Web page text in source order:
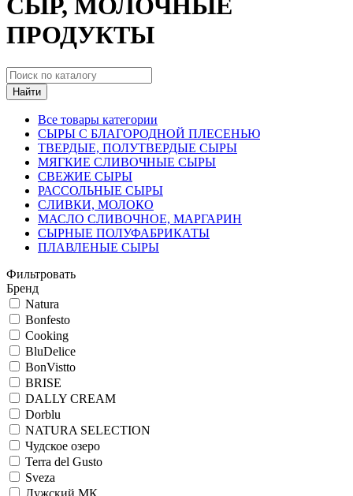
СЫР, МОЛОЧНЫЕ
ПРОДУКТЫ
Найти
Все товары категории
СЫРЫ С БЛАГОРОДНОЙ ПЛЕСЕНЬЮ
ТВЕРДЫЕ, ПОЛУТВЕРДЫЕ СЫРЫ
МЯГКИЕ СЛИВОЧНЫЕ СЫРЫ
СВЕЖИЕ СЫРЫ
РАССОЛЬНЫЕ СЫРЫ
СЛИВКИ, МОЛОКО
МАСЛО СЛИВОЧНОЕ, МАРГАРИН
СЫРНЫЕ ПОЛУФАБРИКАТЫ
ПЛАВЛЕНЫЕ СЫРЫ
Фильтровать
Бренд
Natura
Bonfesto
Cooking
BluDelice
BonVistto
BRISE
DALLY CREAM
Dorblu
NATURA SELECTION
Чудское озеро
Terra del Gusto
Sveza
Лужский МК